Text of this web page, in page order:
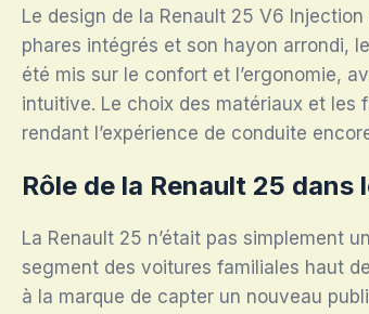
Le design de la Renault 25 V6
phares intégrés et son hayon arrondi,
été mis sur le confort et l’ergonomie,
intuitive. Le choix des matériaux et les
rendant l’expérience de conduite
Rôle de la Renault 25
La Renault 25 n’était pas simplement
segment des voitures familiales haut
à la marque de capter un nouveau